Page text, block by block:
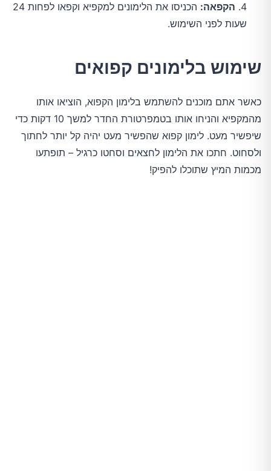
הקפאה:
הכניסו את הלימונים למקפיא וקפאו לפחות 24
שעות לפני השימוש.
שימוש בלימונים קפואים
כאשר אתם מוכנים להשתמש בלימון הקפוא, הוציאו אותו
מהמקפיא והניחו אותו בטמפרטורת החדר למשך 10 דקות כדי
שיפשיר מעט. לימון קפוא שהפשיר מעט יהיה קל יותר לחתוך
ולסחוט. חתכו את הלימון לחצאים וסחטו כרגיל – תופתעו
מכמות המיץ שתוכלו להפיק!